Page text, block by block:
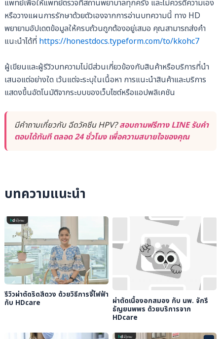
แพทย์เพื่อให้แพทย์ตรวจที่สถานพยาบาลทุกครั้ง และไม่ควรตีความเอง
หรือวางแผนการรักษาด้วยตัวเองจากการอ่านบทความนี้ ทาง HD
พยายามอัปเดตข้อมูลให้ครบถ้วนถูกต้องอยู่เสมอ คุณสามารถส่งคำ
แนะนำได้ที่ https://honestdocs.typeform.com/to/kkohc7
ผู้เขียนและผู้รีวิวบทความไม่มีส่วนเกี่ยวข้องกับสินค้าหรือบริการที่นำ
เสนอแต่อย่างใด เว้นแต่จะระบุในเนื้อหา การแนะนำสินค้าและบริการ
แสดงขึ้นอัตโนมัติจากระบบของเว็บไซต์หรือแอปพลิเคชัน
มีคำถามเกี่ยวกับ ฉีดวัคซีน HPV?สอบถามฟรีทาง LINE รับคำ
ตอบได้ทันที ตลอด 24 ชั่วโมง เพื่อความสบายใจของคุณ
บทความแนะนำ
รีวิวผ่าตัดริดสีดวง ด้วยวิธีการจี้ไฟฟ้า
กับ HDcare
ผ่าตัดเนื้องอกสมอง กับ นพ. จักรี
ธัญยนพพร ด้วยบริการจาก
HDcare